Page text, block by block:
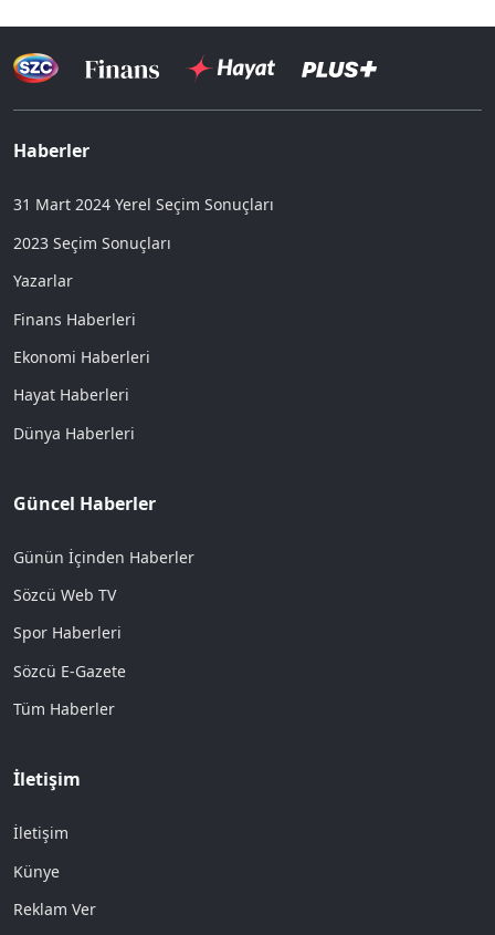
Haberler
31 Mart 2024 Yerel Seçim Sonuçları
2023 Seçim Sonuçları
Yazarlar
Finans Haberleri
Ekonomi Haberleri
Hayat Haberleri
Dünya Haberleri
Güncel Haberler
Günün İçinden Haberler
Sözcü Web TV
Spor Haberleri
Sözcü E-Gazete
Tüm Haberler
İletişim
İletişim
Künye
Reklam Ver